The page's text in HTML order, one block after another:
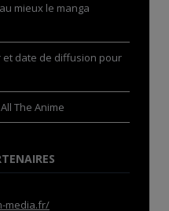
mieux le manga
et date de diffusion pour
The Anime
media.fr/